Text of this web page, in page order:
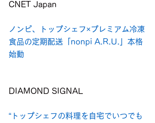
CNET Japan
ノンピ、トップシェフ×プレミアム冷凍
食品の定期配送「nonpi A.R.U.」本格
始動
DIAMOND SIGNAL
“トップシェフの料理を自宅でいつでも